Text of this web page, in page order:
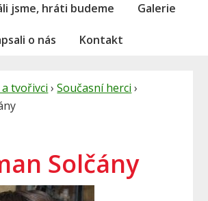
jsme, hráti budeme Galerie
o nás Kontakt
tvořivci ›Současní herci ›
Solčány